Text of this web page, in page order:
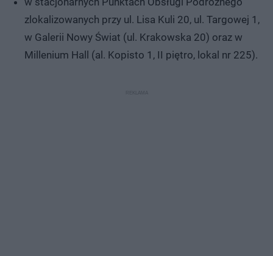
zlokalizowanych przy ul. Lisa Kuli 20, ul. Targowej 1,
w Galerii Nowy Świat (ul. Krakowska 20) oraz w
Millenium Hall (al. Kopisto 1, II piętro, lokal nr 225).